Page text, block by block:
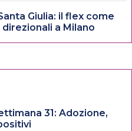
Giulia: il flex come
a Milano
31: Adozione,